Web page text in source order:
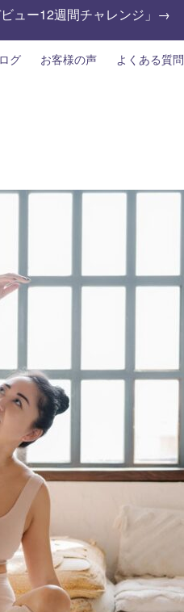
ュー12週間チャレンジ」→
グ お客様の声 よくある質問